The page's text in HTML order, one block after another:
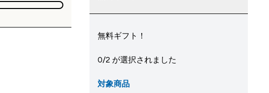
無料ギフト！
0/2 が選択されました
対象商品